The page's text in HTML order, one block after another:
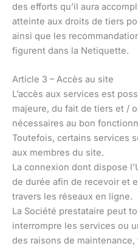
des efforts qu’il aura
atteinte aux droits de tiers
ainsi que les
figurent dans la Netiquette.
Article 3 – Accès au site
L’accès aux services est
majeure, du fait de tiers et /
nécessaires au bon
Toutefois, certains services
aux membres du site.
La connexion dont dispose
de durée afin de recevoir et
travers les réseaux en ligne.
La Société prestataire peut
interrompre les services ou
des raisons de